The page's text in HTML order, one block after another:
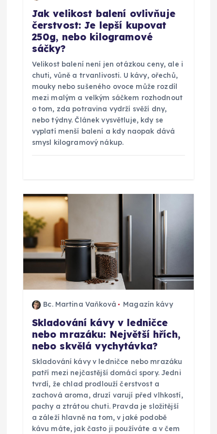
Jak velikost balení ovlivňuje
čerstvost: Je lepší kupovat
250g, nebo kilogramové
sáčky?
Velikost balení není jen otázkou ceny, ale i
chuti, vůně a trvanlivosti. U kávy, ořechů,
mouky nebo sušeného ovoce může rozdíl
mezi malým a velkým sáčkem rozhodnout
o tom, zda potravina vydrží svěží dny,
nebo týdny. Článek vysvětluje, kdy se
vyplatí menší balení a kdy naopak dává
smysl kilogramový nákup.
Bc. Martina Vaňková Magazín kávy
Skladování kávy v ledničce
nebo mrazáku: Největší hřích,
nebo skvělá vychytávka?
Skladování kávy v ledničce nebo mrazáku
patří mezi nejčastější domácí spory. Jedni
tvrdí, že chlad prodlouží čerstvost a
zachová aroma, druzí varují před vlhkostí,
pachy a ztrátou chuti. Pravda je složitější
a záleží hlavně na tom, v jaké podobě
kávu máte, jak často ji používáte a v čem